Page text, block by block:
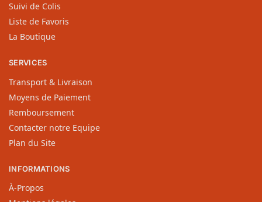
Suivi de Colis
Liste de Favoris
La Boutique
SERVICES
Transport & Livraison
Moyens de Paiement
Remboursement
Contacter notre Equipe
Plan du Site
INFORMATIONS
À-Propos